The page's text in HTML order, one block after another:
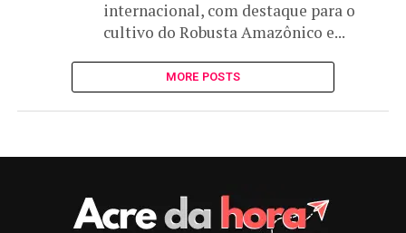
internacional, com destaque para o
cultivo do Robusta Amazônico e...
MORE POSTS